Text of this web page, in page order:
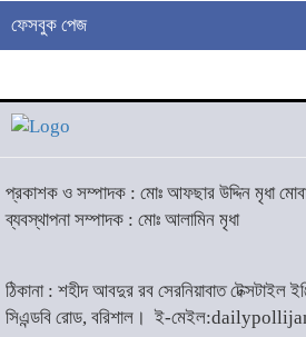
৭
১৩ মার্কিন
ফেসবুক পেজ
প্রকাশক ও সম্পাদক : মোঃ আফছার উদ্দিন মৃধা
ব্যবস্থাপনা সম্পাদক : মোঃ আলামিন মৃধা
ঠিকানা : শহীদ আবদুর রব সেরনিয়াবাত টেক্সটাইল
সিএন্ডবি রোড, বরিশাল।ই-